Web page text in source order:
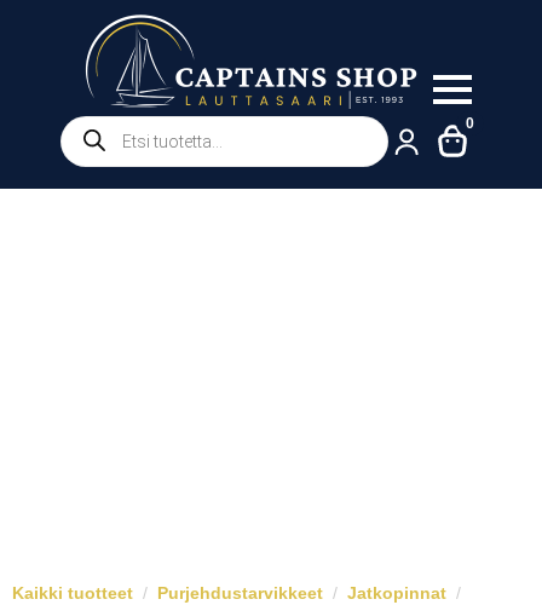
Products
search
0
Kaikki tuotteet Purjehdustarvikkeet
Jatkopinnat